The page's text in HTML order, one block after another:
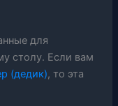
для
столу. Если вам
(дедик), то эта